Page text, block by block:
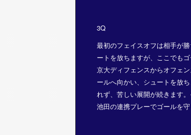
3Q
最初のフェイスオフは相手が
ートを放ちますが、ここでも
京大ディフェンスからオフェ
ールへ向かい、シュートを放
れず、苦しい展開が続きます
池田の連携プレーでゴールを